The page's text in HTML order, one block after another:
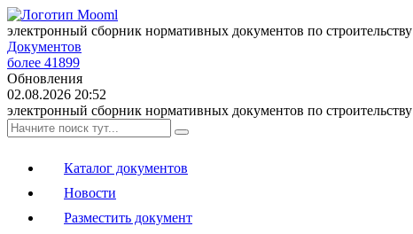
электронный сборник нормативных документов по строительству
Документов
более 41899
Обновления
02.08.2026 20:52
электронный сборник нормативных документов по строительству
Каталог документов
Новости
Разместить документ